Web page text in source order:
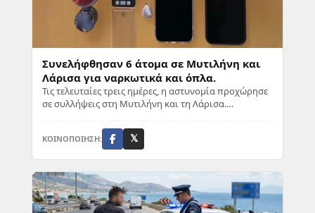
Συνελήφθησαν 6 άτομα σε Μυτιλήνη και
Λάρισα για ναρκωτικά και όπλα.
Τις τελευταίες τρεις ημέρες, η αστυνομία προχώρησε
σε συλλήψεις στη Μυτιλήνη και τη Λάρισα.
ΚΟΙΝΟΠΟΙΗΣΗ: 𝕏